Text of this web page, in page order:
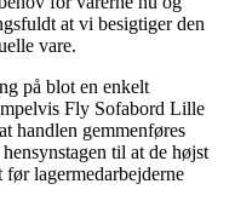
at vi besigtiger den
vare.
på blot en enkelt
Fly Sofabord Lille
handlen gemmenføres
til at de højst
lagermedarbejderne